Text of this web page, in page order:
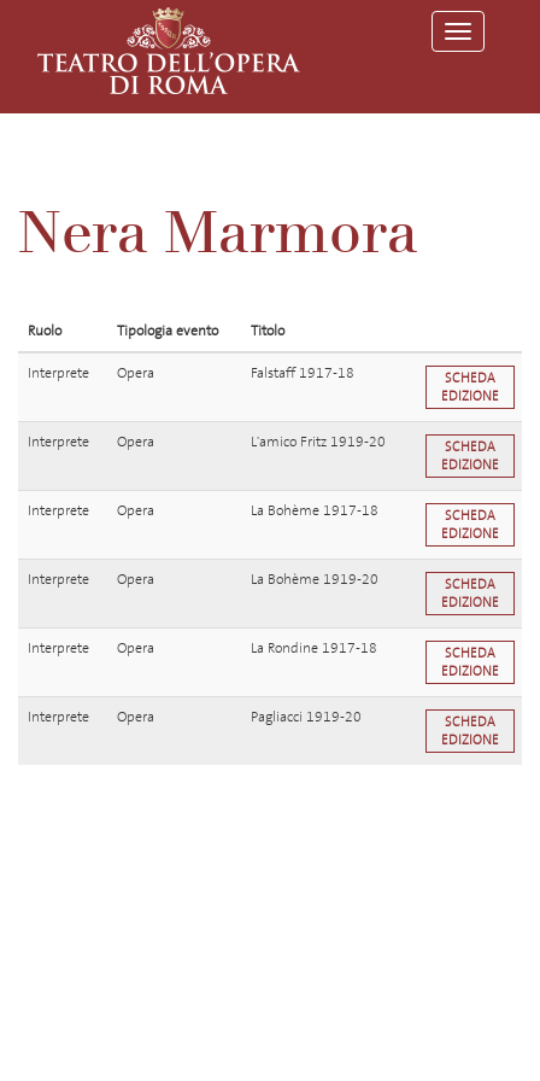
T
o
l
Nera Marmora
Ruolo Tipologia evento Titolo
Interprete Opera Falstaff 1917-18
SCHEDA
EDIZIONE
Interprete Opera L'amico Fritz 1919-20
SCHEDA
EDIZIONE
Interprete Opera La Bohème 1917-18
SCHEDA
EDIZIONE
Interprete Opera La Bohème 1919-20
SCHEDA
EDIZIONE
Interprete Opera La Rondine 1917-18
SCHEDA
EDIZIONE
Interprete Opera Pagliacci 1919-20
SCHEDA
EDIZIONE